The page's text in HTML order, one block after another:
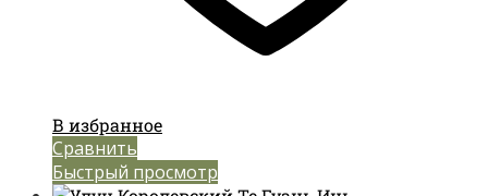
В избранное
Сравнить
Быстрый просмотр